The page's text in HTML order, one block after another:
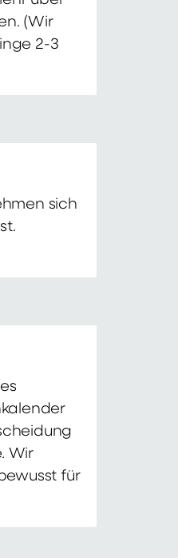
(Wir
2-3
sich
Wir
für